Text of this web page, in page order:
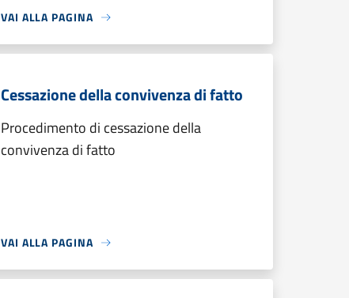
VAI ALLA PAGINA
Cessazione della convivenza di fatto
Procedimento di cessazione della
convivenza di fatto
VAI ALLA PAGINA